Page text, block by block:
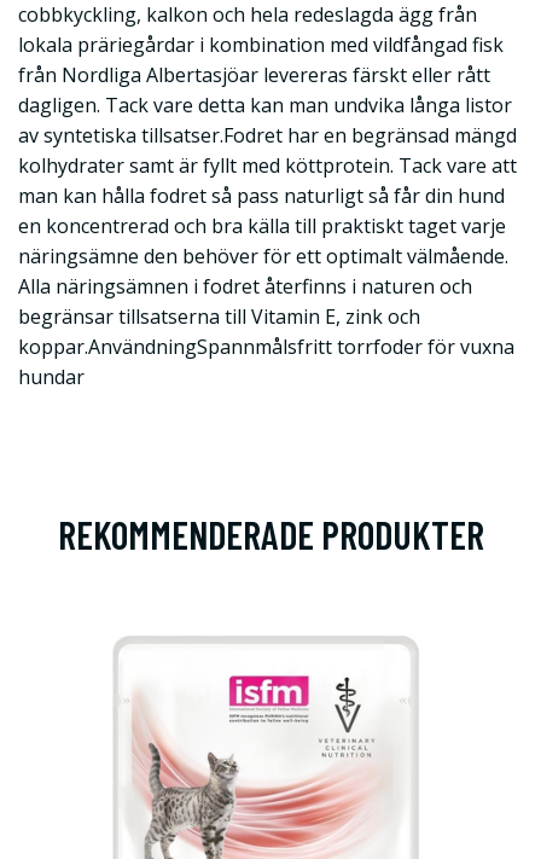
cobbkyckling, kalkon och hela redeslagda ägg från
lokala präriegårdar i kombination med vildfångad fisk
från Nordliga Albertasjöar levereras färskt eller rått
dagligen. Tack vare detta kan man undvika långa listor
av syntetiska tillsatser.Fodret har en begränsad mängd
kolhydrater samt är fyllt med köttprotein. Tack vare att
man kan hålla fodret så pass naturligt så får din hund
en koncentrerad och bra källa till praktiskt taget varje
näringsämne den behöver för ett optimalt välmående.
Alla näringsämnen i fodret återfinns i naturen och
begränsar tillsatserna till Vitamin E, zink och
koppar.AnvändningSpannmålsfritt torrfoder för vuxna
hundar
REKOMMENDERADE PRODUKTER